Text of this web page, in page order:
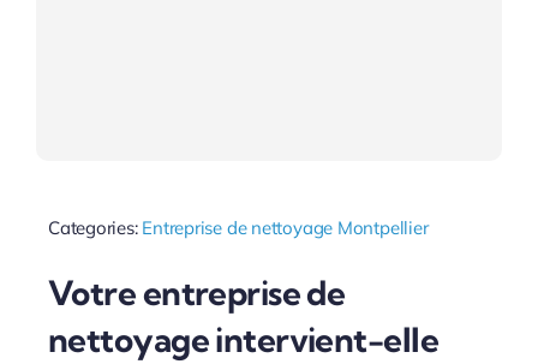
Categories: Entreprise de nettoyage Montpellier
Votre entreprise de
nettoyage intervient-elle